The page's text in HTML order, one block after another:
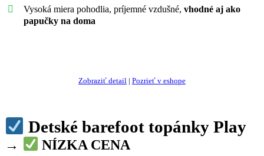
Vysoká miera pohodlia, príjemné vzdušné, vhodné aj ako
papučky na doma
Zobraziť detail | Pozrieť v eshope
Detské barefoot topánky Play
→ NÍZKA CENA